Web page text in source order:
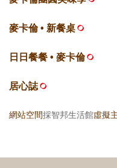
麥卡倫 • 新餐桌
日日餐餐 • 麥卡倫
居心誌
網站空間採智邦生活館虛擬